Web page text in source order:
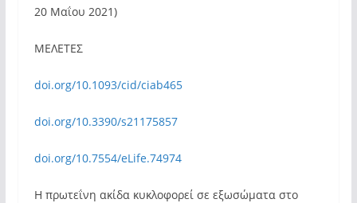
20 Μαΐου 2021)
ΜΕΛΕΤΕΣ
doi.org/10.1093/cid/ciab465
doi.org/10.3390/s21175857
doi.org/10.7554/eLife.74974
Η πρωτεΐνη ακίδα κυκλοφορεί σε εξωσώματα στο